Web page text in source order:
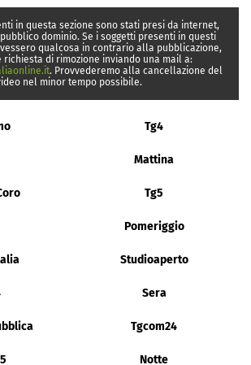
in questa sezione sono stati presi da internet,
dominio. Se i soggetti presenti in questi
qualcosa in contrario alla pubblicazione,
richiesta di rimozione inviando una mail a:
. Provvederemo alla cancellazione del
nel minor tempo possibile.
Tg4
Mattina
Tg5
Pomeriggio
Studioaperto
Sera
Tgcom24
Notte